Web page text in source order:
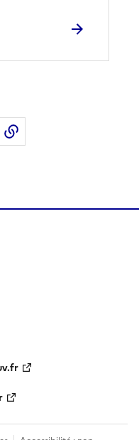
LinkedInpar email